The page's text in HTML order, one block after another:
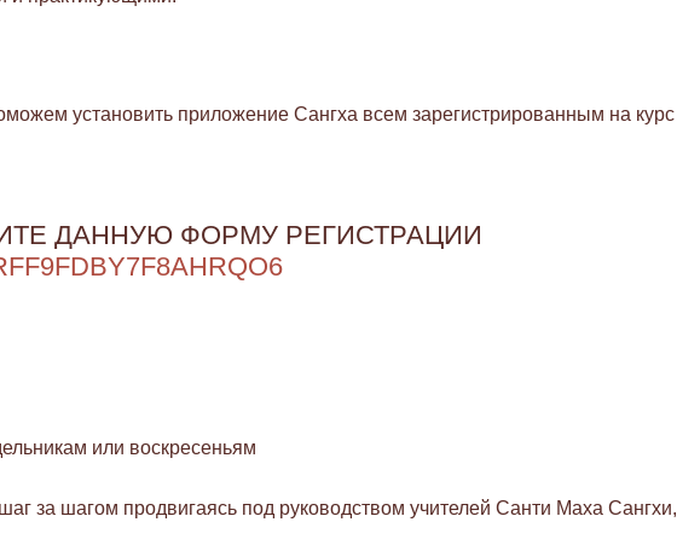
установить приложение Сангха всем зарегистрированным на курс
ДАННУЮ ФОРМУ РЕГИСТРАЦИИ
или воскресеньям
за шагом продвигаясь под руководством учителей Санти Маха Сангхи,